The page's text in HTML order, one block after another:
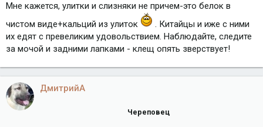
Мне кажется, улитки и слизняки не причем-это белок в
чистом виде+кальций из улиток
. Китайцы и иже с ними
их едят с превеликим удовольствием. Наблюдайте, следите
за мочой и задними лапками - клещ опять зверствует!
ДмитрийА
Череповец